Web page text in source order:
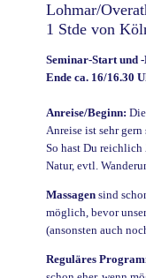
Lohmar/
1 Stde von
Seminar-Start und
Ende ca. 16/16.30
Anreise/Beginn:
Anreise ist sehr
So hast Du
Natur, evtl.
Massagensind
möglich, bevor
(ansonsten auch
Reguläres